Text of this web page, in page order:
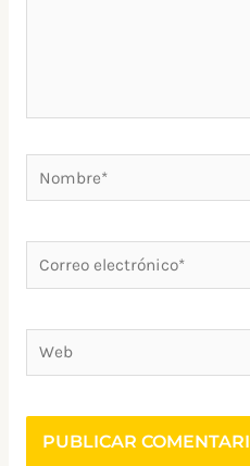
Nombre*
Correo
electrónico*
Web